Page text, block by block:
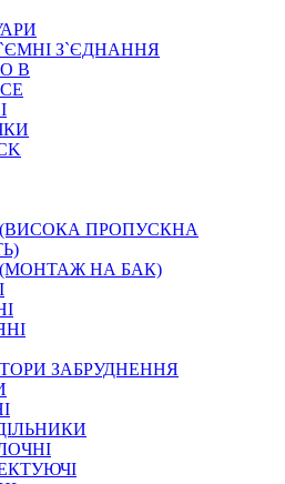
КЛЕМ, АКСЕСУАРІВ
МАНОМЕТРИ
ПАЯЛЬНІ ЛАМПИ
АКСЕСУАРИ
З`ЄДНАННЯ
B
(ВИСОКА ПРОПУСКНА
(МОНТАЖ НА БАК)
ЗАБРУДНЕННЯ